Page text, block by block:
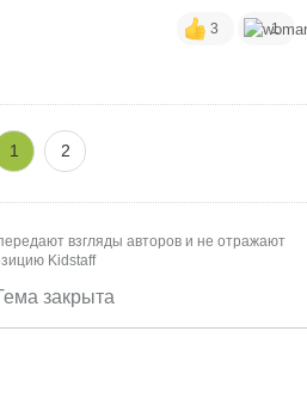
3 1
1 2
взгляды авторов и не отражают
Kidstaff
закрыта